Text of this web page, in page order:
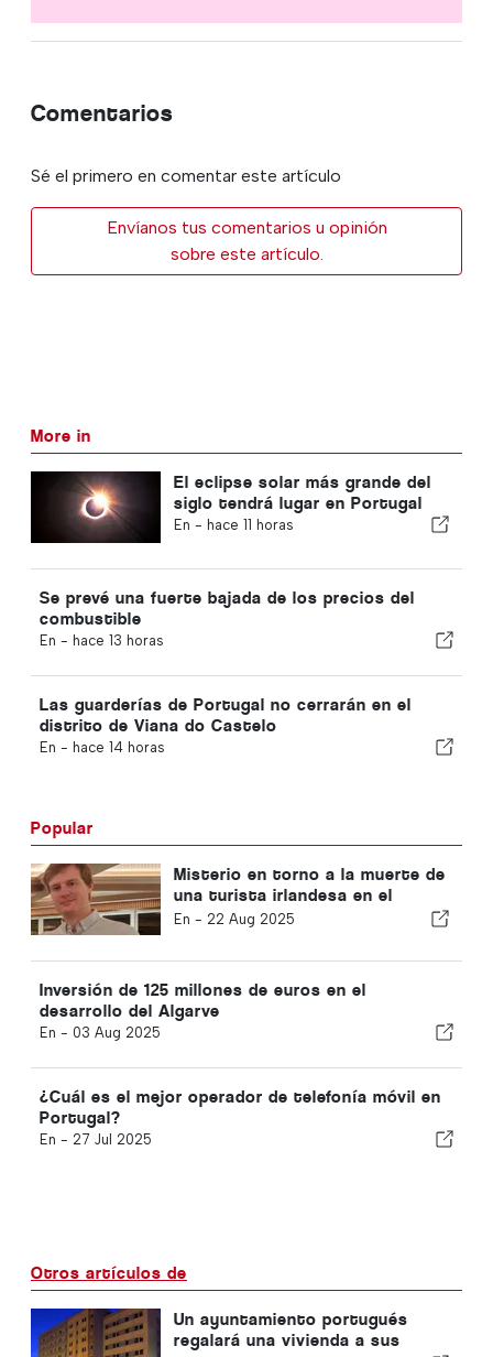
Comentarios
Sé el primero en comentar este artículo
Envíanos tus comentarios u opinión
sobre este artículo.
More in
El eclipse solar más grande del
siglo tendrá lugar en Portugal
En - hace 11 horas
Se prevé una fuerte bajada de los precios del
combustible
En - hace 13 horas
Las guarderías de Portugal no cerrarán en el
distrito de Viana do Castelo
En - hace 14 horas
Popular
Misterio en torno a la muerte de
una turista irlandesa en el
Algarve
En - 22 Aug 2025
Inversión de 125 millones de euros en el
desarrollo del Algarve
En - 03 Aug 2025
¿Cuál es el mejor operador de telefonía móvil en
Portugal?
En - 27 Jul 2025
Otros artículos de
Un ayuntamiento portugués
regalará una vivienda a sus